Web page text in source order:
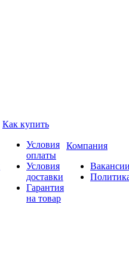
Как купить
Условия
оплаты
Условия
доставки
Гарантия
на товар
Компания